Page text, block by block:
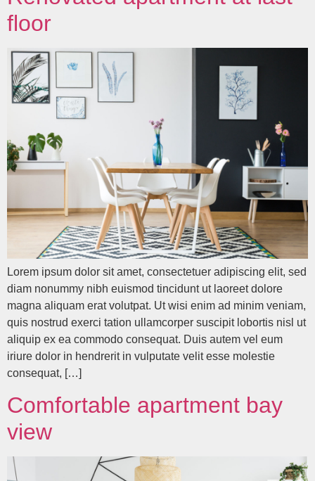
floor
Lorem ipsum dolor sit amet, consectetuer adipiscing elit, sed
diam nonummy nibh euismod tincidunt ut laoreet dolore
magna aliquam erat volutpat. Ut wisi enim ad minim veniam,
quis nostrud exerci tation ullamcorper suscipit lobortis nisl ut
aliquip ex ea commodo consequat. Duis autem vel eum
iriure dolor in hendrerit in vulputate velit esse molestie
consequat, […]
Comfortable apartment bay
view